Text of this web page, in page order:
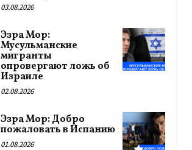
03.08.2026
Эзра Мор:
Мусульманские
мигранты
опровергают ложь об
Израиле
02.08.2026
Эзра Мор: Добро
пожаловать в Испанию
01.08.2026